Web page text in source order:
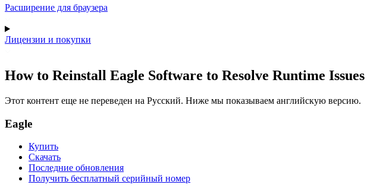
Расширение для браузера
Лицензии и покупки
How to Reinstall Eagle Software to Resolve Runtime Issues
Этот контент еще не переведен на Русский. Ниже мы показываем английскую версию.
Eagle
Купить
Скачать
Последние обновления
Получить бесплатный серийный номер